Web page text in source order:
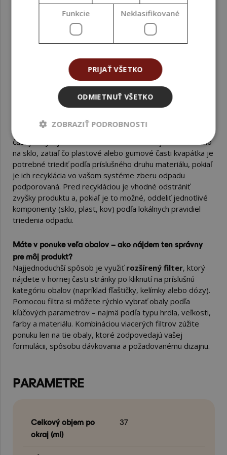
nečistoty a následne vykonať dezinfekciu vhodným
alkoholovým prípravkom. Vhodnou voľbou je napríklad
izopropylalkohol alebo rastlinný etanol v technickej čistote
určený na tento účel. Po dezinfekcii nechajte všetky časti
aby vnútri neostali zvyšky dezinfekčného prostriedku.
Ako bezpečne zlikvidovať a recyklovať sklenenú
fľaštičku, ak ju nechcem ďalej používať?
Ak sa rozhodnete fľaštičku nepoužívať opakovane,
odporúčame ju recyklovať podľa typu použitých
materiálov uvedených v parametroch produktu. Sklenenú
časť je zvyčajne možné umiestniť do kontajnera určeného
na sklo, zatiaľ čo plastové alebo gumové časti kvapátka je
potrebné triediť podľa príslušného druhu materiálu, pokiaľ
je ich recyklácia vo vašom systéme zberu odpadu
podporovaná. Pred recykláciou je vhodné odstrániť
zvyšky produktu a, pokiaľ je to možné, oddeliť jednotlivé
komponenty (sklo, plast, kov) podľa lokálnych pravidiel
triedenia odpadu.
Máte v ponuke veľa obalov – ako nájdem ten správny
pre môj produkt?
Najjednoduchší spôsob je využiťrozšírený filter, ktorý
nájdete v hornej časti stránky po kliknutí na príslušnú
kategóriu obalov (napríklad fľaštičky, kelímky alebo dózy).
Pomocou filtra si môžete rýchlo vybrať obaly podľa
kľúčových parametrov – najmä podľa typu hrdla, veľkosti,
farby a materiálu. Kombináciou viacerých filtrov zúžite
ponuku len na tie obaly, ktoré zodpovedajú vašej
formulácii, spôsobu dávkovania a požadovanému dizajnu.
PARAMETRE
Celkový objem po
okraj (ml)
37
Funkcie Neklasifikované
PRIJAŤ VŠETKO
ODMIETNUŤ VŠETKO
ZOBRAZIŤ PODROBNOSTI